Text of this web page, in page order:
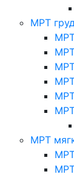
МРТ
МРТ